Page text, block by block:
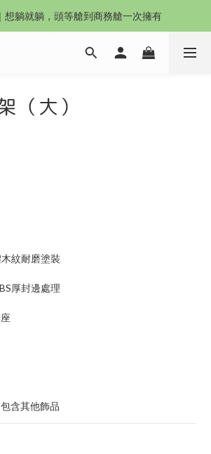
想躺就躺，頭等艙到商務艙一次擁有
想躺就躺，頭等艙到商務艙一次擁有
起！手刀下單 舒適與溫暖同步到手！
想躺就躺，頭等艙到商務艙一次擁有
（大）
紋耐磨塗裝
厚封邊處理
含其他飾品